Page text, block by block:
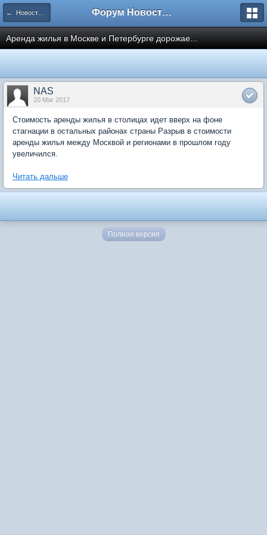
← Новости рынка недвижимости Форум Новостройки
Аренда жилья в Москве и Петербурге дорожае...
NAS
20 Mar 2017
Стоимость аренды жилья в столицах идет вверх на фоне
стагнации в остальных районах страны Разрыв в стоимости
аренды жилья между Москвой и регионами в прошлом году
увеличился.
Читать дальше
Полная версия